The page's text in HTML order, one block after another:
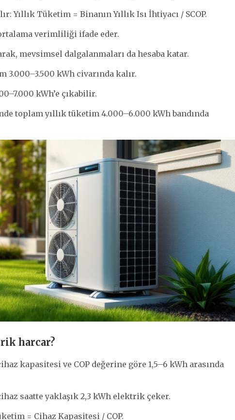
Yıllık Tüketim = Binanın Yıllık Isı İhtiyacı / SCOP.
ortalama verimliliği ifade eder.
mevsimsel dalgalanmaları da hesaba katar.
3.000–3.500 kWh civarında kalır.
kWh’e çıkabilir.
toplam yıllık tüketim 4.000–6.000 kWh bandında
harcar?
kapasitesi ve COP değerine göre 1,5–6 kWh arasında
saatte yaklaşık 2,3 kWh elektrik çeker.
= Cihaz Kapasitesi / COP.